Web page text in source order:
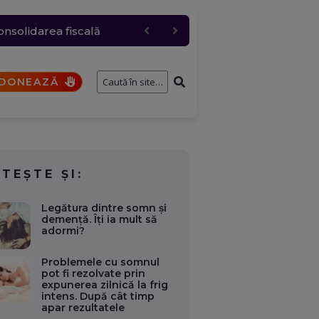
fiscală
orașe. La Avrig ard 50
întâmplă cu cererile și
pentru „Anna”
ȘI:
Legătura dintre somn și
demență. Îți ia mult să
adormi?
Problemele cu somnul
pot fi rezolvate prin
expunerea zilnică la frig
intens. După cât timp
apar rezultatele